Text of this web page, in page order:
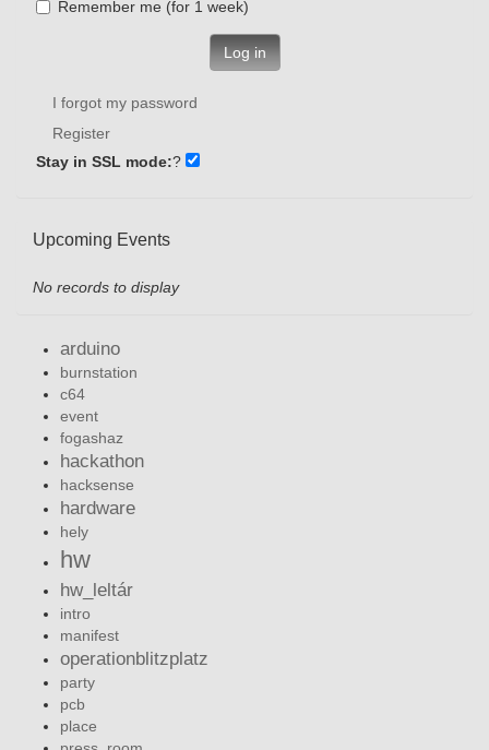
Remember me (for 1 week)
Log in
I forgot my password
Register
Stay in SSL mode:?
Upcoming Events
No records to display
arduino
burnstation
c64
event
fogashaz
hackathon
hacksense
hardware
hely
hw
hw_leltár
intro
manifest
operationblitzplatz
party
pcb
place